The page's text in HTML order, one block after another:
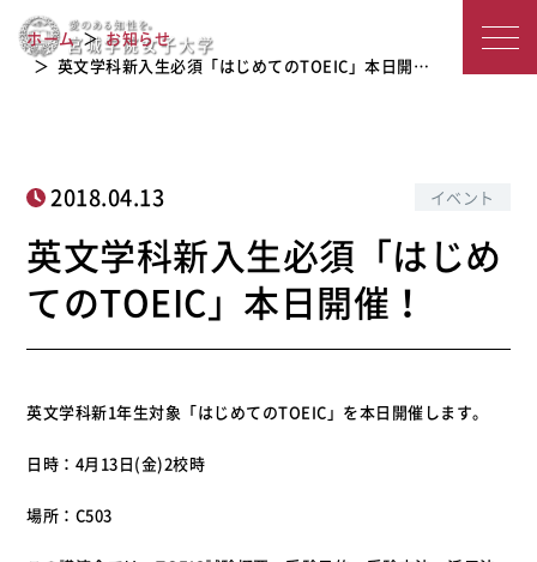
城
子
大
学
英文学科新入生必須「はじめてのTOEI
C」本日開催！
ホーム
お知らせ
英文学科新入生必須「はじめてのTOEIC」本日開…
2018.04.13 イベント
英文学科新入生必須「はじめ
てのTOEIC」本日開催！
英文学科新1年生対象「はじめてのTOEIC」を本日開催します。
日時：4月13日(金)2校時
場所：C503